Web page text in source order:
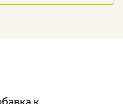
и поддержанию
витамина E воказывает